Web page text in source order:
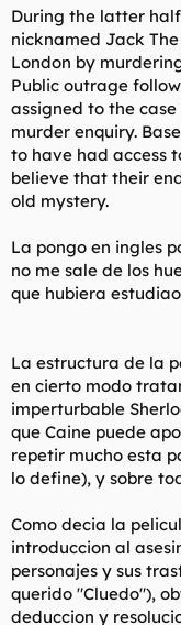
During the latter
nicknamed Jack
London by
Public outrage
assigned to the
murder enquiry.
to have had access
believe that their
old mystery.
La pongo en ingles
no me sale de los
que hubiera
La estructura de la
en cierto modo
imperturbable
que Caine puede
repetir mucho esta
lo define), y sobre
Como decia la
introduccion al
personajes y sus
querido "Cluedo"),
deduccion y